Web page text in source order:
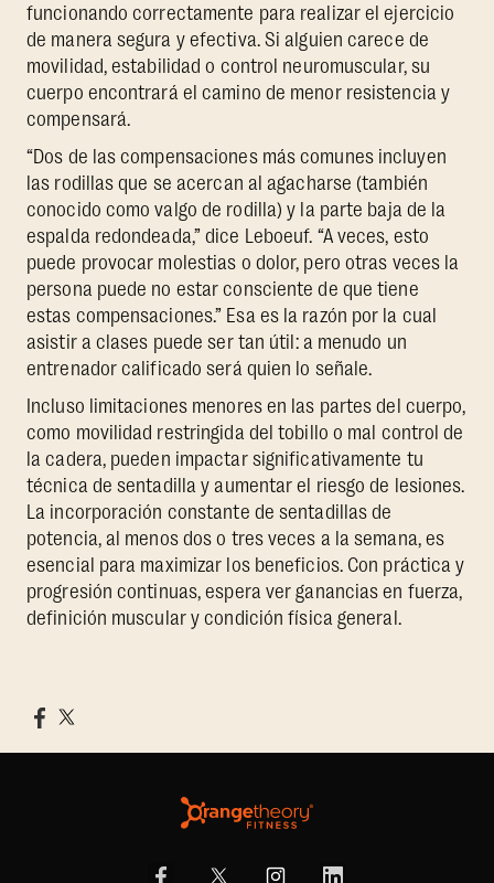
funcionando correctamente para realizar el ejercicio
de manera segura y efectiva. Si alguien carece de
movilidad, estabilidad o control neuromuscular, su
cuerpo encontrará el camino de menor resistencia y
compensará.
“Dos de las compensaciones más comunes incluyen
las rodillas que se acercan al agacharse (también
conocido como valgo de rodilla) y la parte baja de la
espalda redondeada,” dice Leboeuf. “A veces, esto
puede provocar molestias o dolor, pero otras veces la
persona puede no estar consciente de que tiene
estas compensaciones.” Esa es la razón por la cual
asistir a clases puede ser tan útil: a menudo un
entrenador calificado será quien lo señale.
Incluso limitaciones menores en las partes del cuerpo,
como movilidad restringida del tobillo o mal control de
la cadera, pueden impactar significativamente tu
técnica de sentadilla y aumentar el riesgo de lesiones.
La incorporación constante de sentadillas de
potencia, al menos dos o tres veces a la semana, es
esencial para maximizar los beneficios. Con práctica y
progresión continuas, espera ver ganancias en fuerza,
definición muscular y condición física general.